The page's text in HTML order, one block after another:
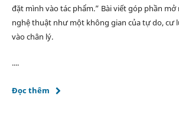
đặt mình vào tác phẩm.” Bài viết góp phần mở
nghệ thuật như một không gian của tự do, cư
vào chân lý.
....
Đọc thêm